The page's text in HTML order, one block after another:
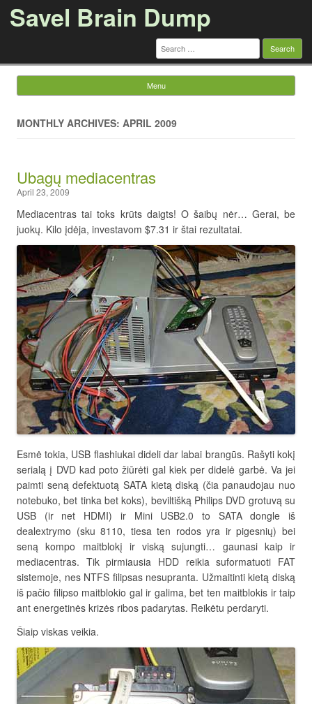
Savel Brain Dump
Search
for:
Menu
MONTHLY ARCHIVES: APRIL 2009
Ubagų mediacentras
April 23, 2009
Mediacentras tai toks krūts daigts! O šaibų nėr… Gerai, be
juokų. Kilo įdėja, investavom $7.31 ir štai rezultatai.
Esmė tokia, USB flashiukai dideli dar labai brangūs. Rašyti kokį
serialą į DVD kad poto žiūrėti gal kiek per didelė garbė. Va jei
paimti seną defektuotą SATA kietą diską (čia panaudojau nuo
notebuko, bet tinka bet koks), beviltišką Philips DVD grotuvą su
USB (ir net HDMI) ir Mini USB2.0 to SATA dongle iš
dealextrymo (sku 8110, tiesa ten rodos yra ir pigesnių) bei
seną kompo maitblokį ir viską sujungti… gaunasi kaip ir
mediacentras. Tik pirmiausia HDD reikia suformatuoti FAT
sistemoje, nes NTFS filipsas nesupranta. Užmaitinti kietą diską
iš pačio filipso maitblokio gal ir galima, bet ten maitblokis ir taip
ant energetinės krizės ribos padarytas. Reikėtu perdaryti.
Šiaip viskas veikia.